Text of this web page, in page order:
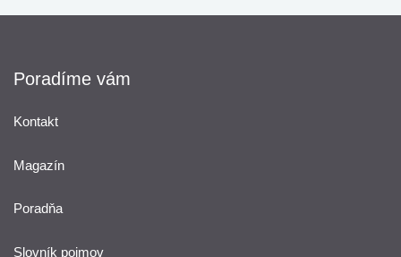
Poradíme vám
Kontakt
Magazín
Poradňa
Slovník pojmov